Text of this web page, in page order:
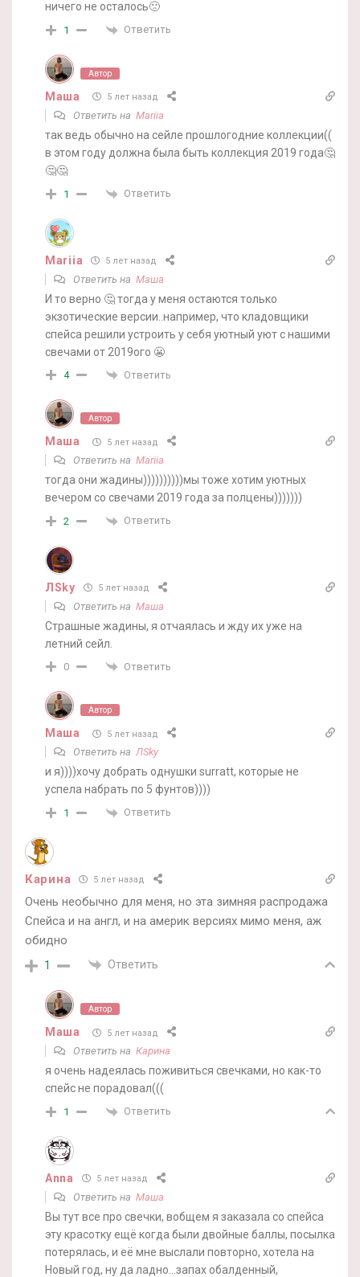
ничего не осталось🙁
1 Ответить
Автор
Маша 5 лет назад
Ответить на Mariia
так ведь обычно на сейле прошлогодние коллекции((
в этом году должна была быть коллекция 2019 года🤔
🤔🤔
1 Ответить
Mariia 5 лет назад
Ответить на Маша
И то верно 🤔 тогда у меня остаются только
экзотические версии..например, что кладовщики
спейса решили устроить у себя уютный уют с нашими
свечами от 2019ого 😬
4 Ответить
Автор
Маша 5 лет назад
Ответить на Mariia
тогда они жадины))))))))))мы тоже хотим уютных
вечером со свечами 2019 года за полцены)))))))
2 Ответить
ЛSky 5 лет назад
Ответить на Маша
Страшные жадины, я отчаялась и жду их уже на
летний сейл.
0 Ответить
Автор
Маша 5 лет назад
Ответить наЛSky
и я))))хочу добрать однушки surratt, которые не
успела набрать по 5 фунтов))))
1 Ответить
Карина 5 лет назад
Очень необычно для меня, но эта зимняя распродажа
Спейса и на англ, и на америк версиях мимо меня, аж
обидно
1 Ответить
Автор
Маша 5 лет назад
Ответить на Карина
я очень надеялась поживиться свечками, но как-то
спейс не порадовал(((
1 Ответить
Anna 5 лет назад
Ответить на Маша
Вы тут все про свечки, вобщем я заказала со спейса
эту красотку ещё когда были двойные баллы, посылка
потерялась, и её мне выслали повторно, хотела на
Новый год, ну да ладно…запах обалденный,